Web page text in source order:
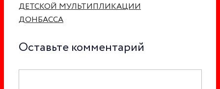
ДЕТСКОЙ МУЛЬТИПЛИКАЦИИ
ДОНБАССА
Оставьте комментарий